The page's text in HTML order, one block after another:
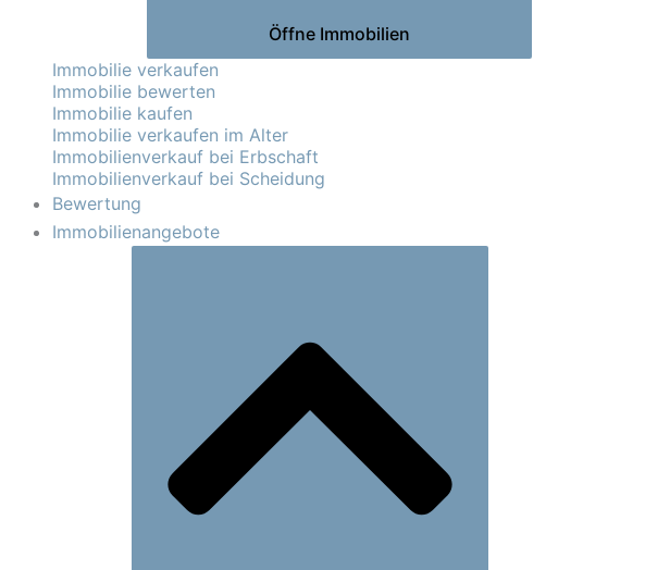
Öffne Immobilien
Immobilie verkaufen
Immobilie bewerten
Immobilie kaufen
Immobilie verkaufen im Alter
Immobilienverkauf bei Erbschaft
Immobilienverkauf bei Scheidung
Bewertung
Immobilienangebote